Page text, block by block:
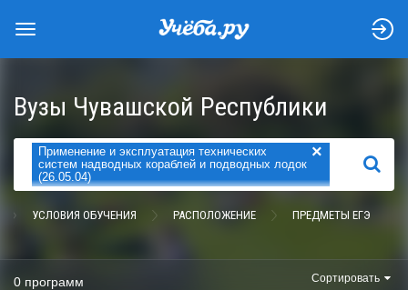
Вузы Чувашской Республики
Применение и эксплуатация технических
систем надводных кораблей и подводных лодок
(26.05.04)
×
НАЙТИ
УСЛОВИЯ ОБУЧЕНИЯ РАСПОЛОЖЕНИЕ ПРЕДМЕТЫ ЕГЭ
0 программ Сортировать